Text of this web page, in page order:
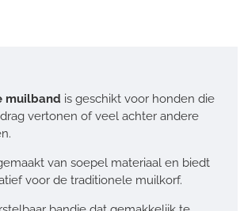
muilband is geschikt voor honden die
vertonen of veel achter andere
van soepel materiaal en biedt
voor de traditionele muilkorf.